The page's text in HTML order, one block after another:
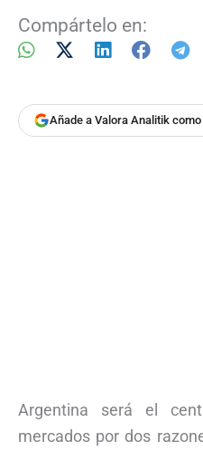
Compártelo en:
Añade a Valora Analitik
Argentina será el
mercados por dos